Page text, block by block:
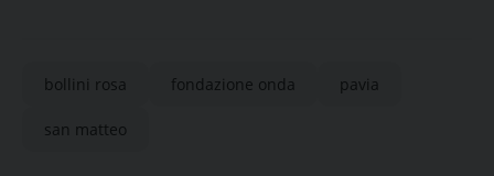
bollini rosa fondazione onda pavia
san matteo